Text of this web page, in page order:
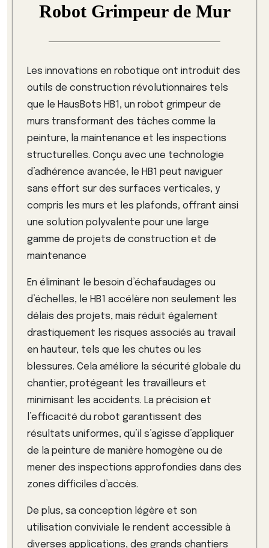
Robot Grimpeur de Mur
Les innovations en robotique ont introduit des
outils de construction révolutionnaires tels
que le HausBots HB1, un robot grimpeur de
murs transformant des tâches comme la
peinture, la maintenance et les inspections
structurelles. Conçu avec une technologie
d’adhérence avancée, le HB1 peut naviguer
sans effort sur des surfaces verticales, y
compris les murs et les plafonds, offrant ainsi
une solution polyvalente pour une large
gamme de projets de construction et de
maintenance
En éliminant le besoin d’échafaudages ou
d’échelles, le HB1 accélère non seulement les
délais des projets, mais réduit également
drastiquement les risques associés au travail
en hauteur, tels que les chutes ou les
blessures. Cela améliore la sécurité globale du
chantier, protégeant les travailleurs et
minimisant les accidents. La précision et
l’efficacité du robot garantissent des
résultats uniformes, qu’il s’agisse d’appliquer
de la peinture de manière homogène ou de
mener des inspections approfondies dans des
zones difficiles d’accès.
De plus, sa conception légère et son
utilisation conviviale le rendent accessible à
diverses applications, des grands chantiers